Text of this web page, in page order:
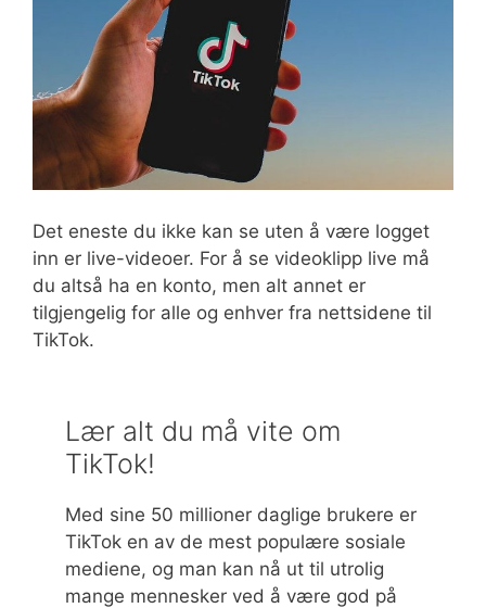
Det eneste du ikke kan se uten å være logget
inn er live-videoer. For å se videoklipp live må
du altså ha en konto, men alt annet er
tilgjengelig for alle og enhver fra nettsidene til
TikTok.
Lær alt du må vite om
TikTok!
Med sine 50 millioner daglige brukere er
TikTok en av de mest populære sosiale
mediene, og man kan nå ut til utrolig
mange mennesker ved å være god på